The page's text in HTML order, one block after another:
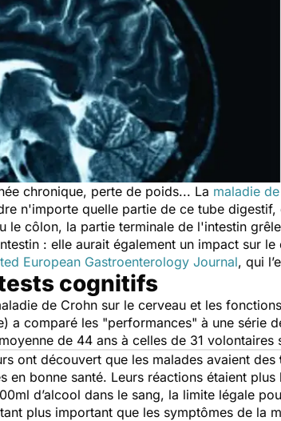
chronique, perte de poids... La maladie
n'importe quelle partie de ce tube
le côlon, la partie terminale de l'intestin
: elle aurait également un impact sur
European Gastroenterology Journal, qui
cognitifs
de Crohn sur le cerveau et les
a comparé les "performances" à une série
de 44 ans à celles de 31 volontaires
ont découvert que les malades avaient des
en bonne santé. Leurs réactions étaient
d’alcool dans le sang, la limite légale
plus important que les symptômes de la